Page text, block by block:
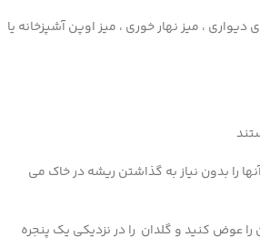
، میز نهار خوری ، میز اوپن آشپزخانه یا
را بدون نیاز به گذاشتن ریشه در خاک می
عوض کنید و گلدان را در نزدیکی یک پنجره